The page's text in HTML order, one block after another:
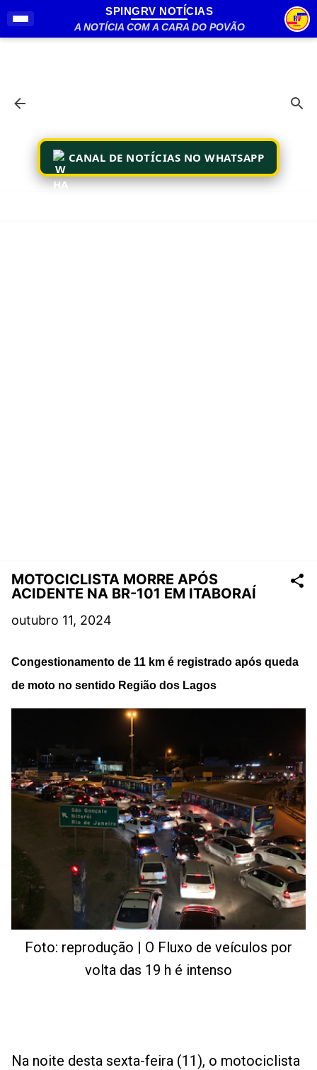
Pular para o conteúdo principal
SPINGRV NOTÍCIAS
A NOTÍCIA COM A CARA DO POVÃO
CANAL DE NOTÍCIAS NO WHATSAPP
MOTOCICLISTA MORRE APÓS
ACIDENTE NA BR-101 EM ITABORAÍ
outubro 11, 2024
Congestionamento de 11 km é registrado após queda
de moto no sentido Região dos Lagos
Foto: reprodução | O Fluxo de veículos por
volta das 19 h é intenso
Na noite desta sexta-feira (11), o motociclista